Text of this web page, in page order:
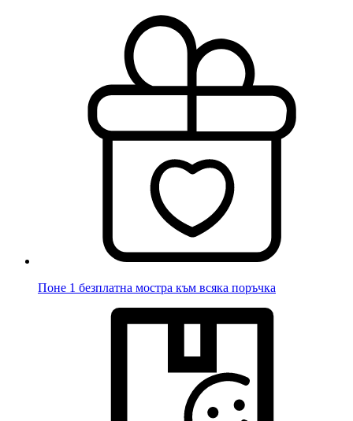
Поне 1 безплатна мостра към всяка поръчка